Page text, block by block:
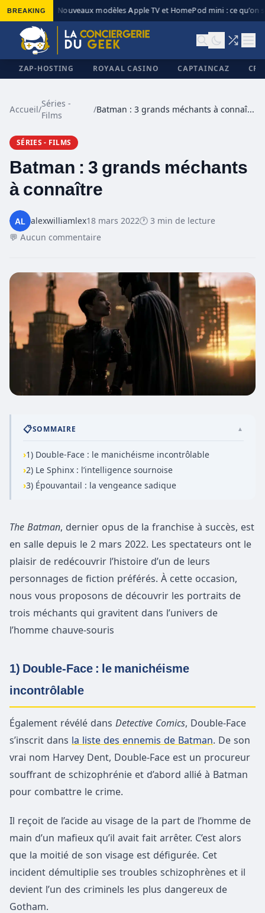
BREAKING Nouveaux modèles Apple TV et HomePod mini : ce qu’on
ZAP-HOSTING ROYAAL CASINO CAPTAINCAZ
Accueil/
Séries -
Films
/ Batman : 3 grands méchants à connaître
SÉRIES - FILMS
Batman : 3 grands méchants
à connaître
alexwilliamlex18 mars 2022🕐 3 min de lecture
💬 Aucun commentaire
📋SOMMAIRE ▲
›1) Double-Face : le manichéisme incontrôlable
›2) Le Sphinx : l’intelligence sournoise
›3) Épouvantail : la vengeance sadique
The Batman, dernier opus de la franchise à succès, est
en salle depuis le 2 mars 2022. Les spectateurs ont le
plaisir de redécouvrir l’histoire d’un de leurs
personnages de fiction préférés. À cette occasion,
nous vous proposons de découvrir les portraits de
trois méchants qui gravitent dans l’univers de
l’homme chauve-souris
1) Double-Face : le manichéisme
incontrôlable
Également révélé dans Detective Comics, Double-Face
s’inscrit dans la liste des ennemis de Batman. De son
vrai nom Harvey Dent, Double-Face est un procureur
souffrant de schizophrénie et d’abord allié à Batman
pour combattre le crime.
Il reçoit de l’acide au visage de la part de l’homme de
main d’un mafieux qu’il avait fait arrêter. C’est alors
que la moitié de son visage est défigurée. Cet
incident démultiplie ses troubles schizophrènes et il
devient l’un des criminels les plus dangereux de
Gotham.